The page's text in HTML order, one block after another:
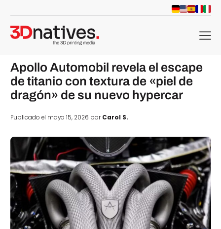
menu
Apollo Automobil revela el escape
de titanio con textura de «piel de
dragón» de su nuevo hypercar
Publicado el mayo 15, 2026 porCarol S.